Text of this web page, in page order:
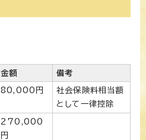
金額 備考
80,000円
社会保険料相当額
として一律控除
270,000
円